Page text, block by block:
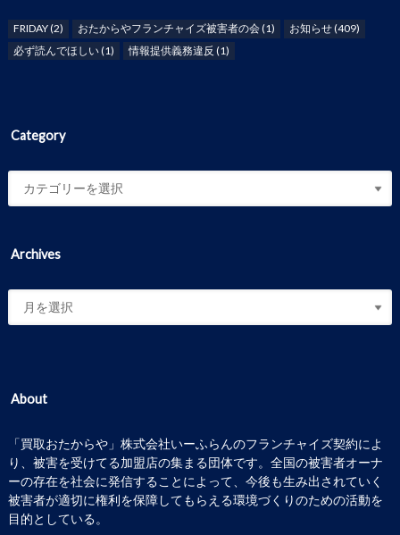
FRIDAY(2) おたからやフランチャイズ被害者の会(1) お知らせ(409)
必ず読んでほしい(1) 情報提供義務違反 (1)
Category
Archives
About
「買取おたからや」株式会社いーふらんのフランチャイズ契約によ
り、被害を受けてる加盟店の集まる団体です。全国の被害者オーナ
ーの存在を社会に発信することによって、今後も生み出されていく
被害者が適切に権利を保障してもらえる環境づくりのための活動を
目的としている。